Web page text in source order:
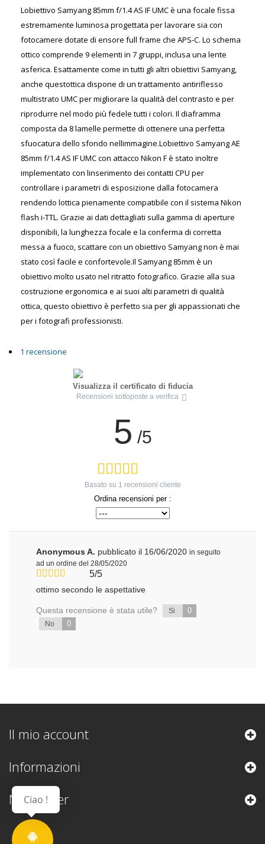
Lobiettivo Samyang 85mm f/1.4 AS IF UMC è una focale fissa
estremamente luminosa progettata per lavorare sia con
fotocamere dotate di ensore full frame che APS-C. Lo schema
ottico comprende 9 elementi in 7 gruppi, inclusa una lente
asferica. Esattamente come in tutti gli altri obiettivi Samyang,
anche questottica dispone di un trattamento antiriflesso
multistrato UMC per migliorare la qualità del contrasto e per
riprodurre nel modo più fedele tutti i colori. Il diaframma
composta da 8 lamelle permette di ottenere una perfetta
sfuocatura dello sfondo nellimmagine.Lobiettivo Samyang AE
85mm f/1.4 AS IF UMC con attacco Nikon F è stato inoltre
implementato con linserimento dei contatti CPU per
controllare i parametri di esposizione dalla fotocamera
rendendo lottica pienamente compatibile con il sistema Nikon
flash i-TTL. Grazie ai dati dettagliati sulla gamma di aperture
disponibili, la lunghezza focale e la conferma di corretta
messa a fuoco, scattare con un obiettivo Samyang non è mai
stato così facile e confortevole.Il Samyang 85mm è un
obiettivo molto usato nel ritratto fotografico. Grazie alla sua
costruzione ergonomica e ai suoi alti parametri di qualità
ottica, questo obiettivo è perfetto sia per gli appassionati che
per i fotografi professionisti.
1 recensione
Visualizza il certificato di fiducia
Recensioni sottoposte a verifica
5 /5
Basato su 1 recensioni cliente
Ordina recensioni per :
Anonymous A. pubblicato il 16/06/2020 in seguito
ad un ordine del 28/05/2020
5/5
ottimo secondo le aspettative
Questa recensione è stata utile? Si 0
No 0
Il mio account
Informazioni
Newsletter
Ciao !